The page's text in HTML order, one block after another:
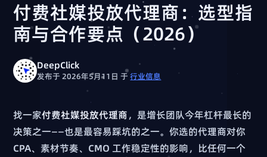
付费社媒投放代理商：选型指
南与合作要点（2026）
DeepClick
发布于 2026年5月11日于行业信息
找一家付费社媒投放代理商，是增长团队今年杠杆最长的
决策之一——也是最容易踩坑的之一。你选的代理商对你
CPA、素材节奏、CMO 工作稳定性的影响，比任何一个